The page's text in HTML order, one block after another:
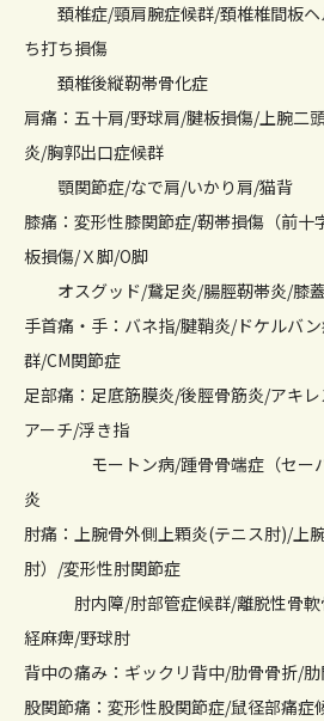
頚椎症/頸肩腕症候群/頚椎椎間板ヘ
ち打ち損傷
頚椎後縦靭帯骨化症
肩痛：五十肩/野球肩/腱板損傷/上腕二
炎/胸郭出口症候群
顎関節症/なで肩/いかり肩/猫背
膝痛：変形性膝関節症/靭帯損傷（前十
板損傷/Ｘ脚/O脚
オスグッド/鵞足炎/腸脛靭帯炎/膝蓋
手首痛・手：バネ指/腱鞘炎/ドケルバ
群/CM関節症
足部痛：足底筋膜炎/後脛骨筋炎/アキ
アーチ/浮き指
モートン病/踵骨骨端症（セーバ
炎
肘痛：上腕骨外側上顆炎(テニス肘)/上
肘）/変形性肘関節症
肘内障/肘部管症候群/離脱性骨軟
経麻痺/野球肘
背中の痛み：ギックリ背中/肋骨骨折/
股関節痛：変形性股関節症/鼠径部痛症